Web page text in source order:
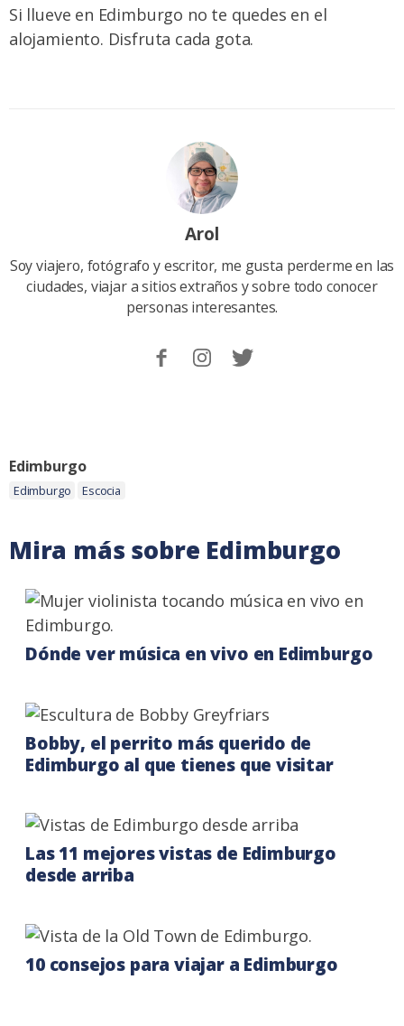
Si llueve en Edimburgo no te quedes en el
alojamiento. Disfruta cada gota.
Arol
Soy viajero, fotógrafo y escritor, me gusta perderme en las
ciudades, viajar a sitios extraños y sobre todo conocer
personas interesantes.
SiguemeFollowFollow
Categoria:
Edimburgo
Etiquetas:
Edimburgo Escocia
Mira más sobre Edimburgo
Dónde ver música en vivo en Edimburgo
Bobby, el perrito más querido de
Edimburgo al que tienes que visitar
Las 11 mejores vistas de Edimburgo
desde arriba
10 consejos para viajar a Edimburgo